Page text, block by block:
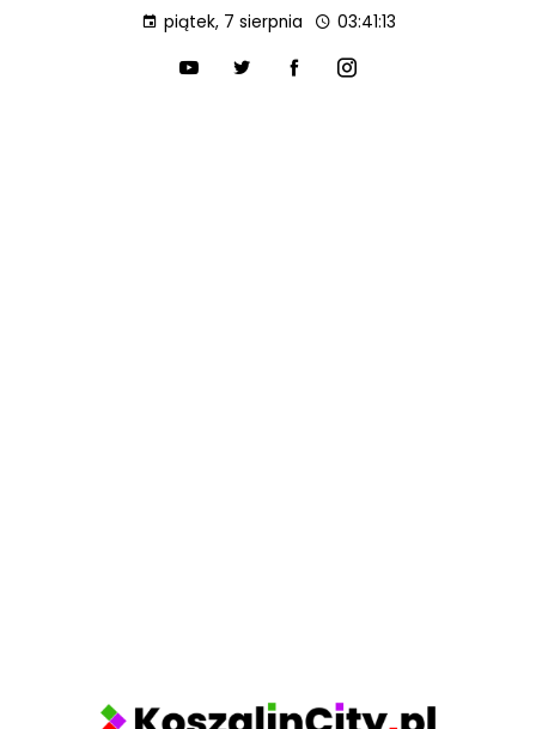
piątek, 7 sierpnia 03:41:14